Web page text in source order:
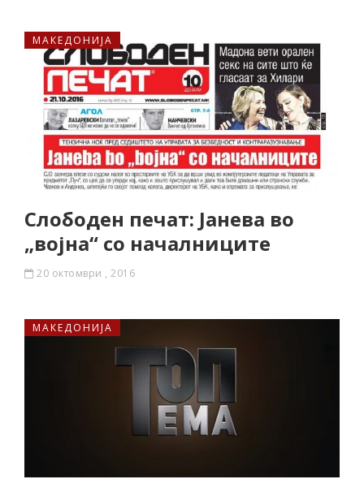
МАКЕДОНИЈА
Слободен печат: Јанева во
„војна“ со началниците
20 октомври , 2016
МАКЕДОНИЈА